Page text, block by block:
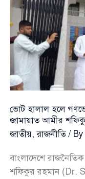
—
প্রশ্ন
তুললেন
জামায়াত
আমীর
শফিকুর
রহমান
ভোট হালাল হলে
জামায়াত আমীর
জাতীয়,রাজনীতি/ By
বাংলাদেশে
শফিকুর রহমান (Dr.